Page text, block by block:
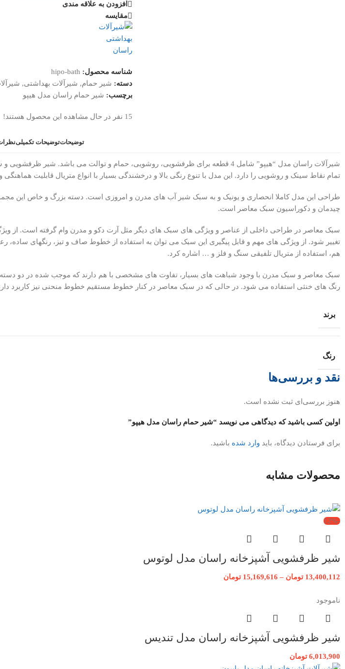
افزودن به علاقه مندی
مقایسه
شناسه محصول: hipo-bath
دسته: شیر حمام, شیرآلات بهداشتی,
برچسب: شیر حمام راسان مدل هیپو
15 نفر در حال مشاهده این محصول هستند!
توضیحاتتوضیحات تکمیلینظرات
تمام نقاط سینک و روشویی را دارد. این مدل با تنوع رنگی بالا و درخشندگی بسیار با انواع متریال قابلیت هماهنگی
طراحی این مدل کاملا انحصاری و یونیک و به سبک شیر آب های مدرن و امروزی است. دسته بزرگ و خاص این
چیدمان و دکوراسیون سبک معاصر است.
سبک معاصر در طراحی داخلی از عناصر و ویژگی های سبک های دیگر مثل آرت دکو و مدرن وام گرفته است. از
تغییر شود. از ویژگی های مهم و قابل پیگیری این سبک می توان به استفاده از خطوط صاف و تیز، رنگهای ساده،
هم، استفاده از متریال تلفیقی سنگ و فلز و … اشاره کرد.
سبک معاصر و سبک مدرن با وجود شباهت های بسیار، تفاوت های مشخصی با هم دارند که موجب شده در دو
رنگ های خنثی استفاده می شود. در حالی که در سبک معاصر در کنار خطوط مستقیم خطوط منحنی نیز کاربرد
برند
رنگ
نقد و بررسی‌ها
هنوز بررسی‌ای ثبت نشده است.
اولین کسی باشید که دیدگاهی می نویسد “شیر حمام راسان مدل هیپو”
برای فرستادن دیدگاه، باید وارد شده باشید.
محصولات مشابه
-12%
شیر ظرفشویی آشپزخانه راسان مدل لوتوس
13,400,112 تومان –
15,169,616 تومان
ناموجود
شیر ظرفشویی آشپزخانه راسان مدل تندیس
6,013,900 تومان